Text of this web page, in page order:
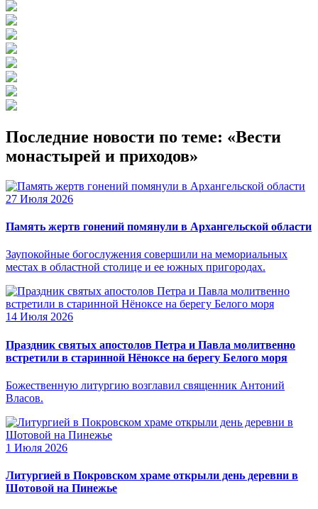
Последние новости по теме: «Вести
монастырей и приходов»
27 Июля 2026
Память жертв гонений помянули в Архангельской области
Заупокойные богослужения совершили на мемориальных
местах в областной столице и ее южных пригородах.
14 Июля 2026
Праздник святых апостолов Петра и Павла молитвенно
встретили в старинной Нёноксе на берегу Белого моря
Божественную литургию возглавил священник Антоний
Власов.
1 Июля 2026
Литургией в Покровском храме открыли день деревни в
Шотовой на Пинежье